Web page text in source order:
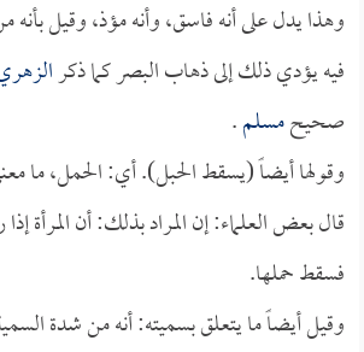
وهذا يدل على أنه فاسق، وأنه مؤذ، وقيل بأنه
فيه يؤدي ذلك إلى ذهاب البصر كما ذكر
صحيحمسلم.
وقولها أيضاً (يسقط الحبل). أي: الحمل، ما
قال بعض العلماء: إن المراد بذلك: أن المرأة
فسقط حملها.
وقيل أيضاً ما يتعلق بسميته: أنه من شدة